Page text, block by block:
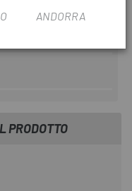
PRODOTTO
ANDORRA